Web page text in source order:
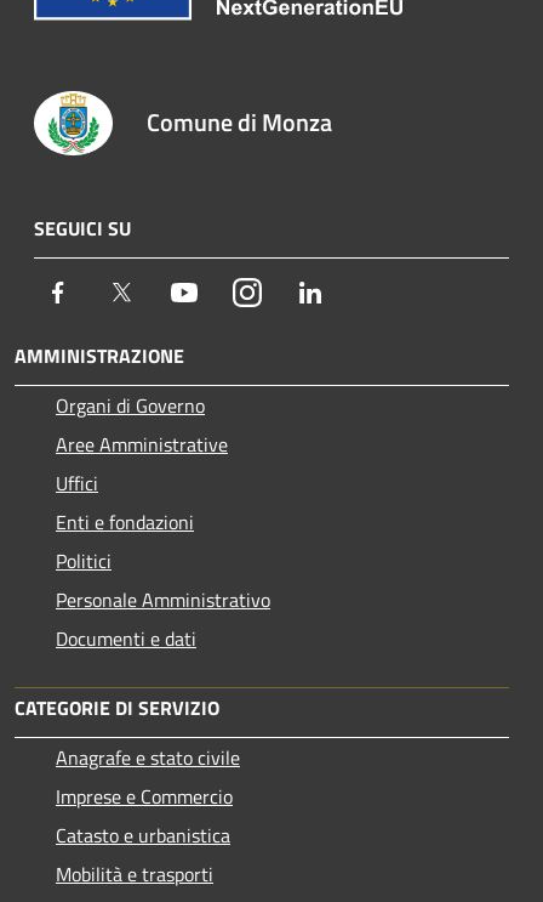
Comune di Monza
SEGUICI SU
Facebook Twitter YoutubeInstagram
AMMINISTRAZIONE
Organi di Governo
Aree Amministrative
Uffici
Enti e fondazioni
Politici
Personale Amministrativo
Documenti e dati
CATEGORIE DI SERVIZIO
Anagrafe e stato civile
Imprese e Commercio
Catasto e urbanistica
Mobilità e trasporti